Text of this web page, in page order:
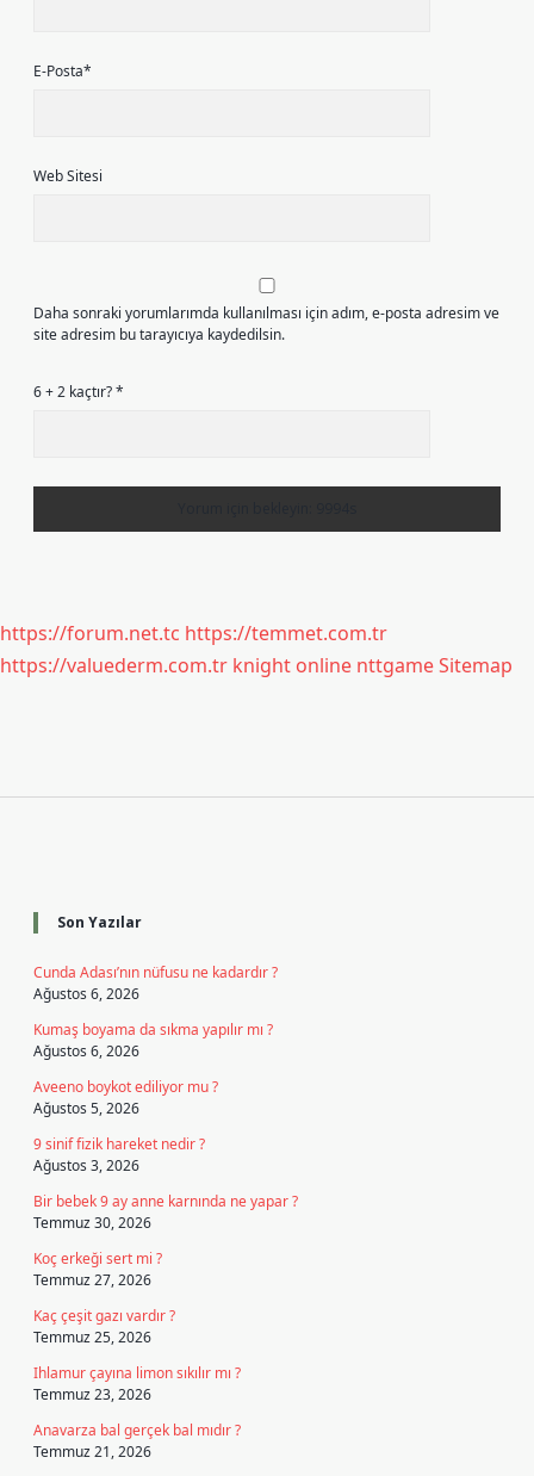
E-Posta*
Web Sitesi
Daha sonraki yorumlarımda kullanılması için adım, e-posta adresim ve
site adresim bu tarayıcıya kaydedilsin.
6 + 2 kaçtır?*
https://forum.net.tc https://temmet.com.tr
https://valuederm.com.tr knight online nttgameSitemap
Son Yazılar
Cunda Adası’nın nüfusu ne kadardır ?
Ağustos 6, 2026
Kumaş boyama da sıkma yapılır mı ?
Ağustos 6, 2026
Aveeno boykot ediliyor mu ?
Ağustos 5, 2026
9 sinif fizik hareket nedir ?
Ağustos 3, 2026
Bir bebek 9 ay anne karnında ne yapar ?
Temmuz 30, 2026
Koç erkeği sert mi ?
Temmuz 27, 2026
Kaç çeşit gazı vardır ?
Temmuz 25, 2026
Ihlamur çayına limon sıkılır mı ?
Temmuz 23, 2026
Anavarza bal gerçek bal mıdır ?
Temmuz 21, 2026